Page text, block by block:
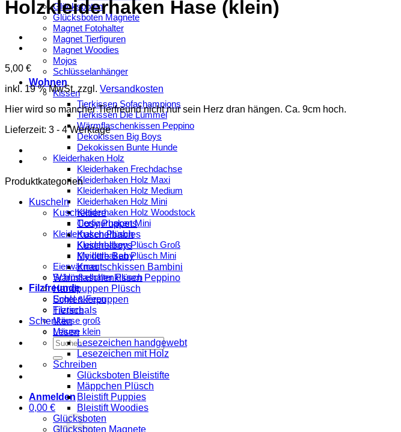
Glücksboten
Glücksboten Magnete
Magnet Fotohalter
Magnet Tierfiguren
Magnet Woodies
Mojos
Schlüsselanhänger
Wohnen
Kissen
Tierkissen Sofachampions
Tierkissen Die Lümmel
Wärmflaschenkissen Peppino
Dekokissen Big Boys
Dekokissen Bunte Hunde
Kleiderhaken Holz
Kleiderhaken Frechdachse
Kleiderhaken Holz Maxi
Kleiderhaken Holz Medium
Kleiderhaken Holz Mini
Kleiderhaken Holz Woodstock
Tierfigurhaken Mini
Kleiderhaken Plüsch
Kleiderhaken Plüsch Groß
Kleiderhaken Plüsch Mini
Eierwärmer
Schlüsselhalter Plüsch
Filzfreunde
Engel & Feen
Filztiere
Mäuse groß
Mäuse klein
Suchen
nach:
Anmelden
0,00 €
Holzkleiderhaken Hase (klein)
5,00 €
inkl. 19 % MwSt. zzgl. Versandkosten
Hier wird so mancher Tierfreund nicht nur sein Herz dran hängen. Ca. 9cm hoch.
Lieferzeit: 3 - 4 Werktage
Produktkategorien
Kuscheln
Kuscheltiere
Cosy Puppets
Kuschelbabies
Kuschelboys
My little Baby
Knautschkissen Bambini
Wärmflaschenkissen Peppino
Handpuppen Plüsch
Schlenkerpuppen
Tierschals
Schenken
Lesen
Lesezeichen handgewebt
Lesezeichen mit Holz
Schreiben
Glücksboten Bleistifte
Mäppchen Plüsch
Bleistift Puppies
Bleistift Woodies
Glücksboten
Glücksboten Magnete